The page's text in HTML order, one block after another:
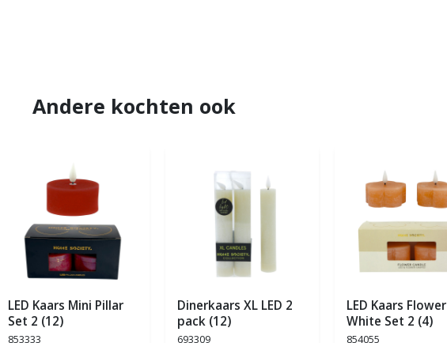
Andere kochten ook
LED Kaars Mini Pillar
Set 2 (12)
853333
Dinerkaars XL LED 2
pack (12)
693309
LED Kaars Flower
White Set 2 (4)
854055